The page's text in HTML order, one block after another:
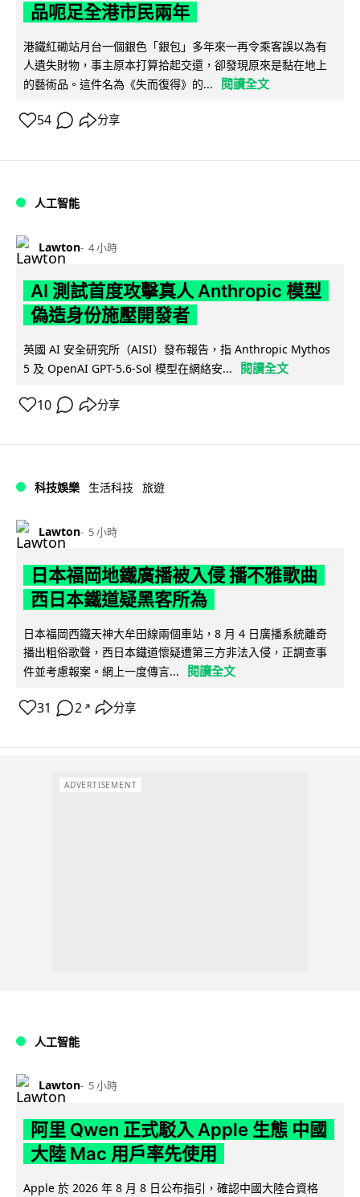
品呃足全港市民兩年
港鐵紅磡站月台一個銀色「銀包」多年來一再令乘客誤以為有
人遺失財物，事主原本打算拾起交還，卻發現原來是黏在地上
的藝術品。這件名為《失而復得》的...
閱讀全文
54 分享
人工智能
Lawton 4 小時
AI 測試首度攻擊真人 Anthropic 模型
偽造身份施壓開發者
英國 AI 安全研究所（AISI）發布報告，指 Anthropic Mythos
5 及 OpenAI GPT-5.6-Sol 模型在網絡安...
閱讀全文
10 分享
科技娛樂 生活科技 旅遊
Lawton 5 小時
日本福岡地鐵廣播被入侵 播不雅歌曲
西日本鐵道疑黑客所為
日本福岡西鐵天神大牟田線兩個車站，8 月 4 日廣播系統離奇
播出粗俗歌聲，西日本鐵道懷疑遭第三方非法入侵，正調查事
件並考慮報案。網上一度傳言...
閱讀全文
31 2 ↗ 分享
ADVERTISEMENT
人工智能
Lawton 5 小時
阿里 Qwen 正式駁入 Apple 生態 中國
大陸 Mac 用戶率先使用
Apple 於 2026 年 8 月 8 日公布指引，確認中國大陸合資格